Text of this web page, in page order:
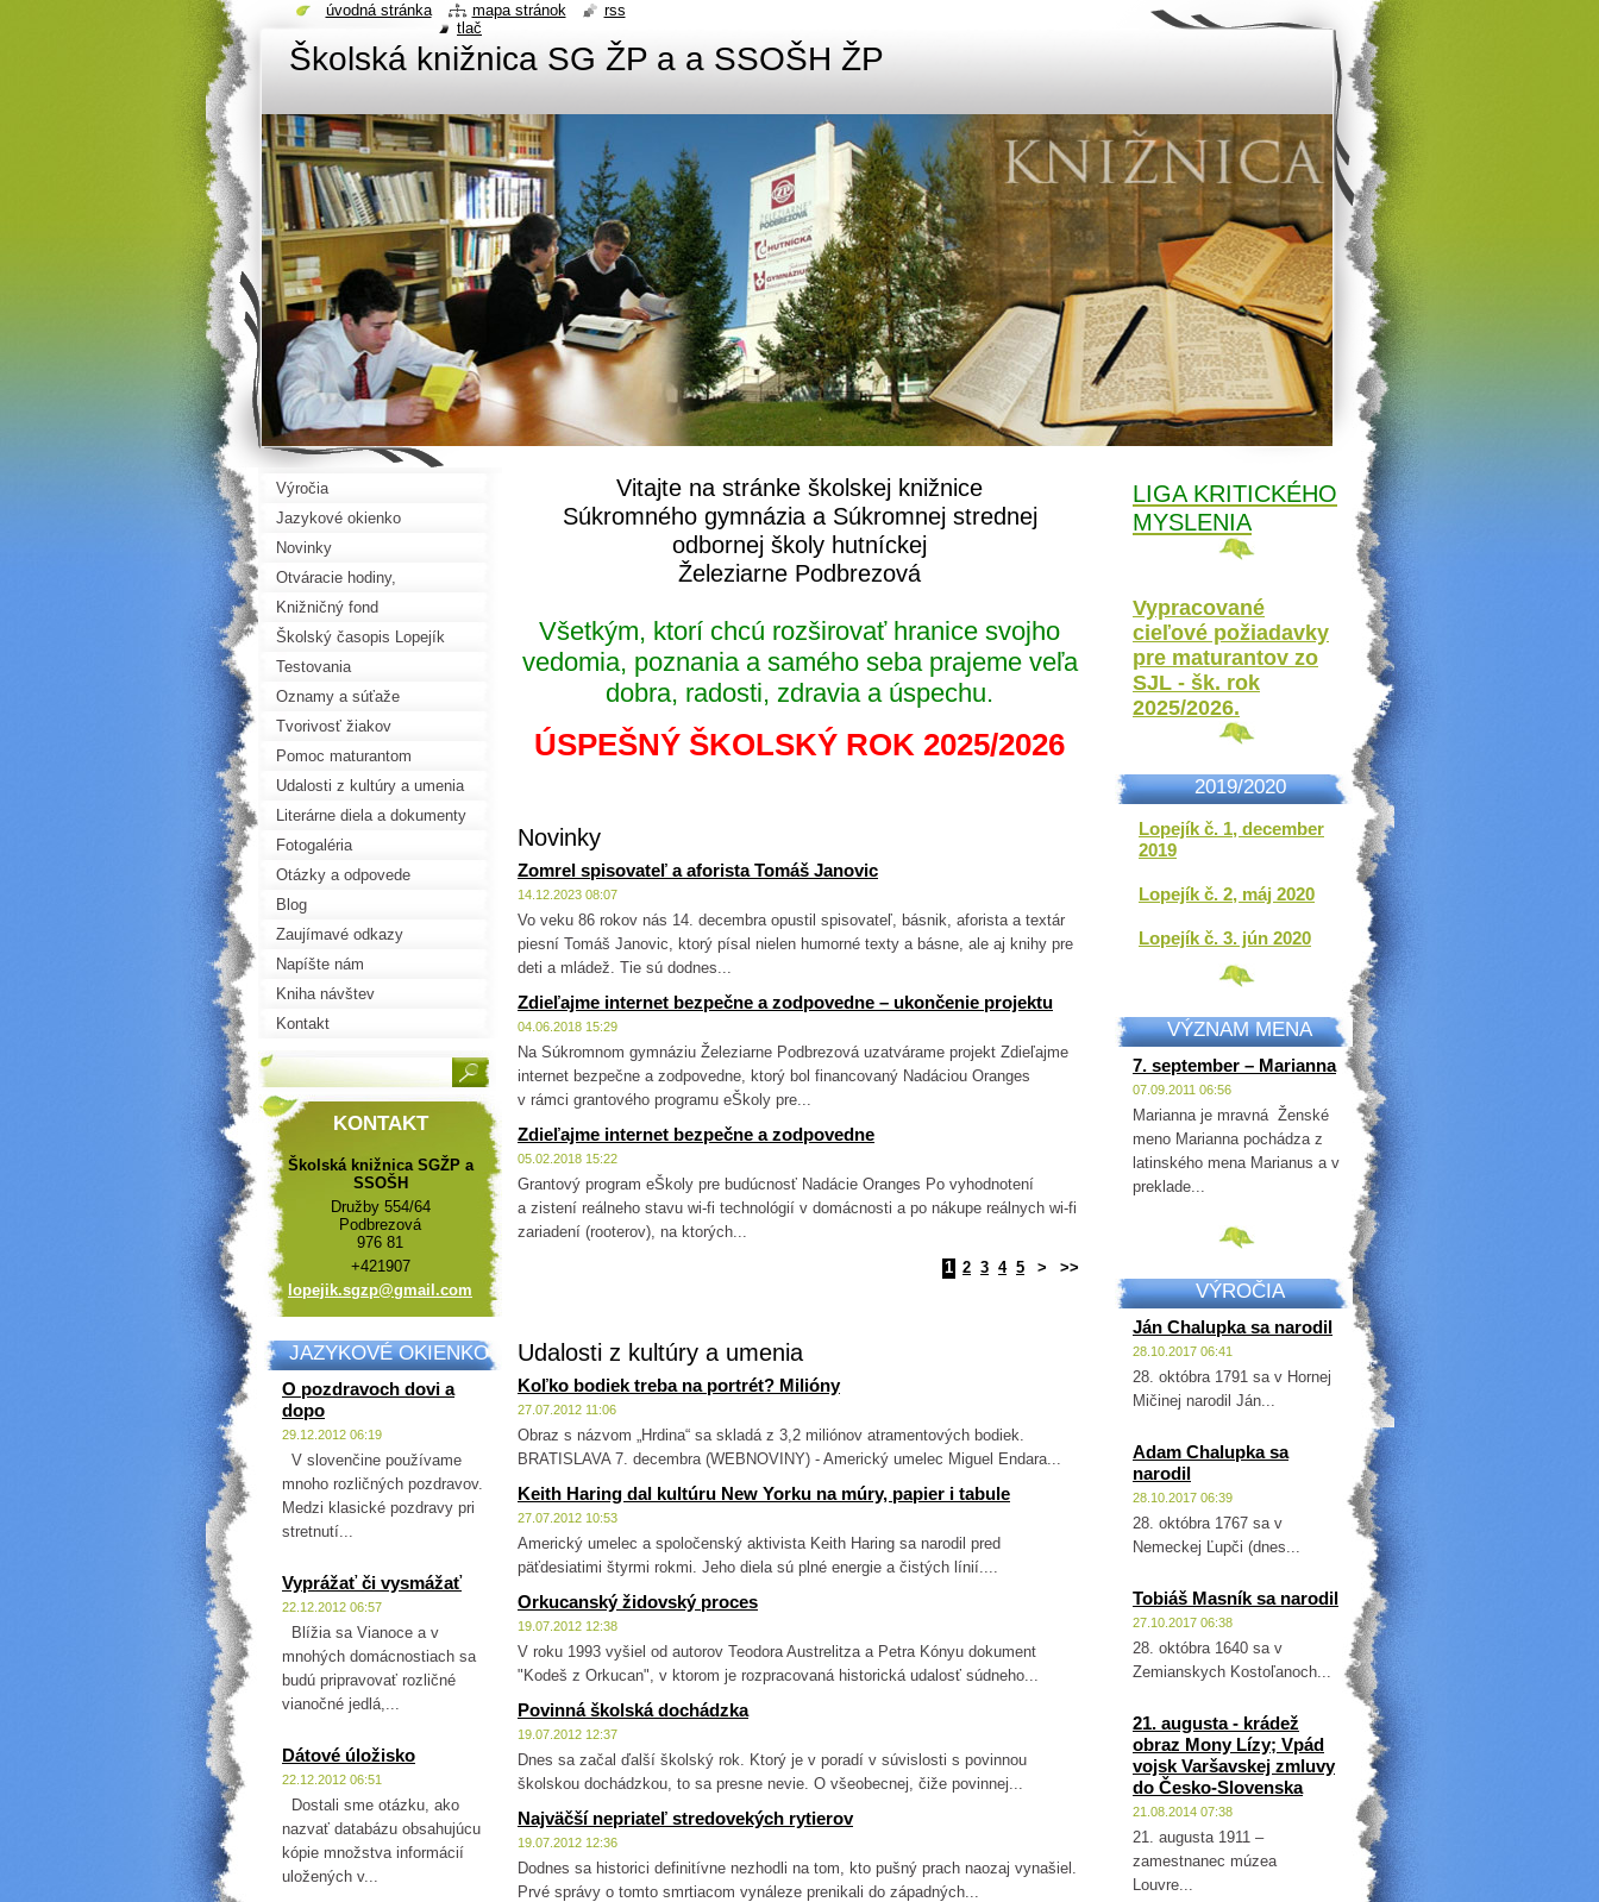
Školská knižnica SG ŽP a a SSOŠH ŽP
Vitajte na stránke školskej knižnice
Súkromného gymnázia a Súkromnej strednej
odbornej školy hutníckej
Železiarne Podbrezová
Všetkým, ktorí chcú rozširovať hranice svojho
vedomia, poznania a samého seba prajeme veľa
dobra, radosti, zdravia a úspechu.
ÚSPEŠNÝ ŠKOLSKÝ ROK 2025/2026
Novinky
Zomrel spisovateľ a aforista Tomáš Janovic
14.12.2023 08:07
Vo veku 86 rokov nás 14. decembra opustil spisovateľ, básnik, aforista a textár
piesní Tomáš Janovic, ktorý písal nielen humorné texty a básne, ale aj knihy pre
deti a mládež. Tie sú dodnes...
Zdieľajme internet bezpečne a zodpovedne – ukončenie projektu
04.06.2018 15:29
Na Súkromnom gymnáziu Železiarne Podbrezová uzatvárame projekt Zdieľajme
internet bezpečne a zodpovedne, ktorý bol financovaný Nadáciou Oranges
v rámci grantového programu eŠkoly pre...
Zdieľajme internet bezpečne a zodpovedne
05.02.2018 15:22
Grantový program eŠkoly pre budúcnosť Nadácie Oranges Po vyhodnotení
a zistení reálneho stavu wi-fi technológií v domácnosti a po nákupe reálnych wi-fi
zariadení (rooterov), na ktorých...
1 2 3 4 5 > >>
Udalosti z kultúry a umenia
Koľko bodiek treba na portrét? Milióny
27.07.2012 11:06
Obraz s názvom „Hrdina“ sa skladá z 3,2 miliónov atramentových bodiek.
BRATISLAVA 7. decembra (WEBNOVINY) - Americký umelec Miguel Endara...
Keith Haring dal kultúru New Yorku na múry, papier i tabule
27.07.2012 10:53
Americký umelec a spoločenský aktivista Keith Haring sa narodil pred
päťdesiatimi štyrmi rokmi. Jeho diela sú plné energie a čistých línií....
Orkucanský židovský proces
19.07.2012 12:38
V roku 1993 vyšiel od autorov Teodora Austrelitza a Petra Kónyu dokument
"Kodeš z Orkucan", v ktorom je rozpracovaná historická udalosť súdneho...
Povinná školská dochádzka
19.07.2012 12:37
Dnes sa začal ďalší školský rok. Ktorý je v poradí v súvislosti s povinnou
školskou dochádzkou, to sa presne nevie. O všeobecnej, čiže povinnej...
Najväčší nepriateľ stredovekých rytierov
19.07.2012 12:36
Dodnes sa historici definitívne nezhodli na tom, kto pušný prach naozaj vynašiel.
Prvé správy o tomto smrtiacom vynáleze prenikali do západných...
Výročia
Jazykové okienko
Novinky
Otváracie hodiny,
objednávky
Knižničný fond
Školský časopis Lopejík
Testovania
Oznamy a súťaže
Tvorivosť žiakov
Pomoc maturantom
Udalosti z kultúry a umenia
Literárne diela a dokumenty
Fotogaléria
Otázky a odpovede
Blog
Zaujímavé odkazy
Napíšte nám
Kniha návštev
Kontakt
KONTAKT
Školská knižnica SGŽP a
SSOŠH
Družby 554/64
Podbrezová
976 81
+421907
lopejik.sgzp@gmail.com
JAZYKOVÉ OKIENKO
O pozdravoch dovi a
dopo
29.12.2012 06:19
V slovenčine používame
mnoho rozličných pozdravov.
Medzi klasické pozdravy pri
stretnutí...
Vyprážať či vysmážať
22.12.2012 06:57
Blížia sa Vianoce a v
mnohých domácnostiach sa
budú pripravovať rozličné
vianočné jedlá,...
Dátové úložisko
22.12.2012 06:51
Dostali sme otázku, ako
nazvať databázu obsahujúcu
kópie množstva informácií
uložených v...
LIGA KRITICKÉHO
MYSLENIA
Vypracované
cieľové požiadavky
pre maturantov zo
SJL - šk. rok
2025/2026.
2019/2020
Lopejík č. 1, december
2019
Lopejík č. 2, máj 2020
Lopejík č. 3. jún 2020
VÝZNAM MENA
7. september – Marianna
07.09.2011 06:56
Marianna je mravná Ženské
meno Marianna pochádza z
latinského mena Marianus a v
preklade...
VÝROČIA
Ján Chalupka sa narodil
28.10.2017 06:41
28. októbra 1791 sa v Hornej
Mičinej narodil Ján...
Adam Chalupka sa
narodil
28.10.2017 06:39
28. októbra 1767 sa v
Nemeckej Ľupči (dnes...
Tobiáš Masník sa narodil
27.10.2017 06:38
28. októbra 1640 sa v
Zemianskych Kostoľanoch...
21. augusta - krádež
obraz Mony Lízy; Vpád
vojsk Varšavskej zmluvy
do Česko-Slovenska
21.08.2014 07:38
21. augusta 1911 –
zamestnanec múzea
Louvre...
úvodná stránka mapa stránok
rss
tlač